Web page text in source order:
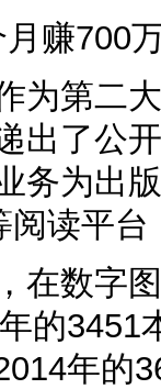
赚700
第二大
出了公
务为出
阅读平
数字图
的3451
年的